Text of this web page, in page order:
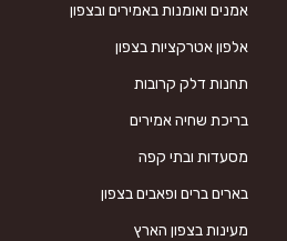
אמנים ואומנות באמירים ובצפון
אלפון אטרקציות בצפון
תחנות דלק קרובות
בריכת שחיה אמירים
מסעדות ובתי קפה
בארים ברים ופאבים בצפון
מעינות בצפון הארץ